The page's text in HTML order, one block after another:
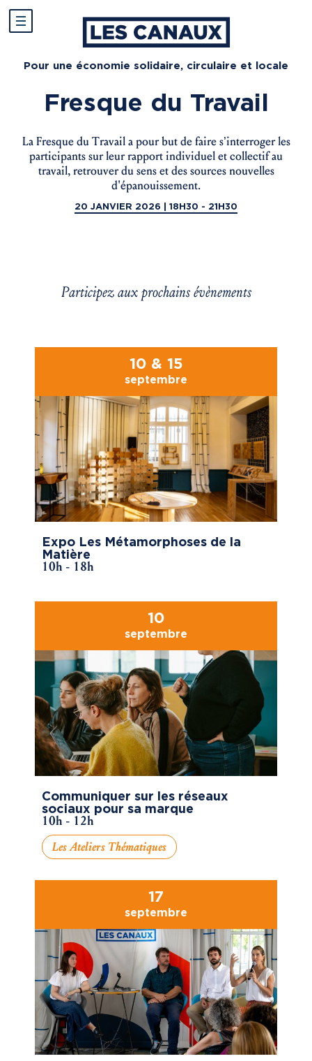
Pour une économie solidaire, circulaire et locale
Fresque du Travail
La Fresque du Travail a pour but de faire s’interroger les
participants sur leur rapport individuel et collectif au
travail, retrouver du sens et des sources nouvelles
d'épanouissement.
20 JANVIER 2026 | 18H30 - 21H30
Participez aux prochains évènements
10 & 15
septembre
Expo Les Métamorphoses de la
Matière
10h - 18h
10
septembre
Communiquer sur les réseaux
sociaux pour sa marque
10h - 12h
Les Ateliers Thématiques
17
septembre